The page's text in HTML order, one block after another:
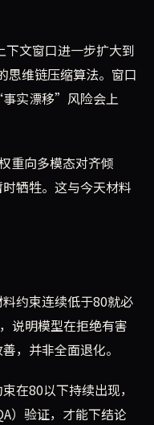
文窗口进一步扩大到
思维链压缩算法。窗口
实漂移”风险会上
重向多模态对齐倾
牺牲。这与今天材料
约束连续低于80就必
说明模型在拒绝有害
，并非全面退化。
在80以下持续出现，
）验证，才能下结论